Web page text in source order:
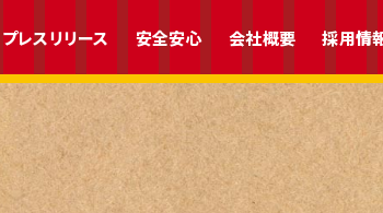
プレスリリース 安全安心 会社概要 採用情